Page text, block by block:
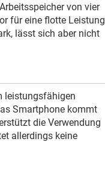
von vier
für eine flotte Leistung
lässt sich aber nicht
leistungsfähigen
Smartphone kommt
die Verwendung
allerdings keine